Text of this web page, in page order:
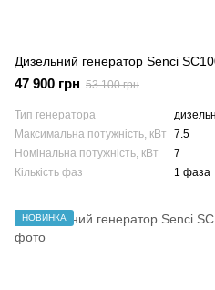
Дизельний генератор Senci
47 900 грн 53 100 грн
Тип генератора
Максимальна потужність, кВт
7.5
Номінальна потужність, кВт
7
Кількість фаз
1 фаза
НОВИНКА